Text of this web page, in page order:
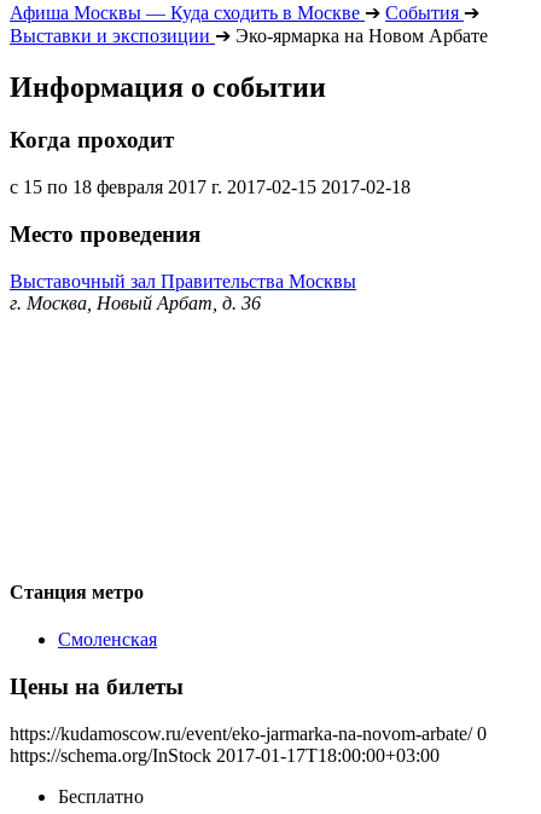
Афиша Москвы — Куда сходить в Москве ➔ События ➔
Выставки и экспозиции ➔ Эко-ярмарка на Новом Арбате
Информация о событии
Когда проходит
с 15 по 18 февраля 2017 г. 2017-02-15 2017-02-18
Место проведения
Выставочный зал Правительства Москвы
г. Москва, Новый Арбат, д. 36
Станция метро
Смоленская
Цены на билеты
https://kudamoscow.ru/event/eko-jarmarka-na-novom-arbate/ 0
https://schema.org/InStock 2017-01-17T18:00:00+03:00
Бесплатно